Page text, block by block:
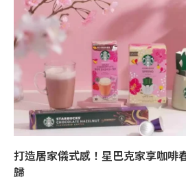
打造居家儀式感！星巴克家享咖啡
歸